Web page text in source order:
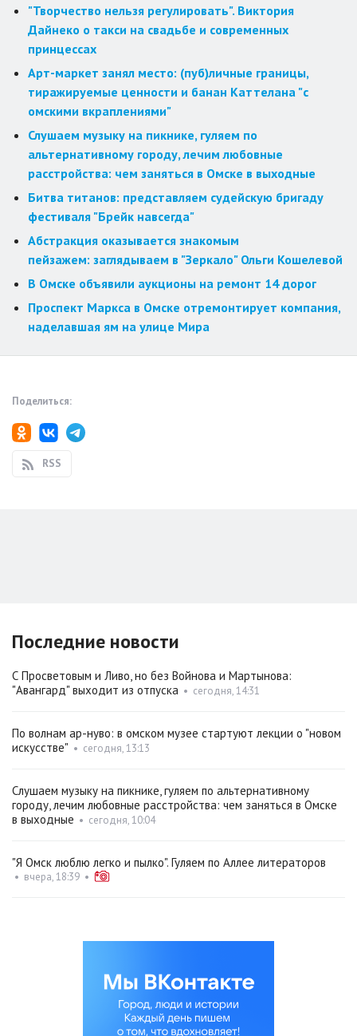
"Творчество нельзя регулировать". Виктория
Дайнеко о такси на свадьбе и современных
принцессах
Арт-маркет занял место: (пуб)личные границы,
тиражируемые ценности и банан Каттелана "с
омскими вкраплениями"
Слушаем музыку на пикнике, гуляем по
альтернативному городу, лечим любовные
расстройства: чем заняться в Омске в выходные
Битва титанов: представляем судейскую бригаду
фестиваля "Брейк навсегда"
Абстракция оказывается знакомым
пейзажем: заглядываем в "Зеркало" Ольги Кошелевой
В Омске объявили аукционы на ремонт 14 дорог
Проспект Маркса в Омске отремонтирует компания,
наделавшая ям на улице Мира
Поделиться:
RSS
Последние новости
С Просветовым и Ливо, но без Войнова и Мартынова:
"Авангард" выходит из отпуска • сегодня, 14:31
По волнам ар-нуво: в омском музее стартуют лекции о "новом
искусстве" • сегодня, 13:13
Слушаем музыку на пикнике, гуляем по альтернативному
городу, лечим любовные расстройства: чем заняться в Омске
в выходные • сегодня, 10:04
"Я Омск люблю легко и пылко". Гуляем по Аллее литераторов
• вчера, 18:39 •